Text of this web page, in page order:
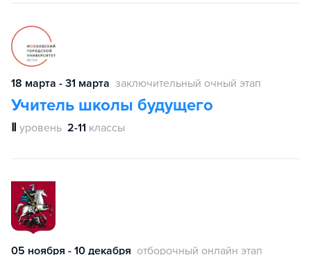
18 марта - 31 марта заключительный очный этап
Учитель школы будущего
Ⅱ уровень 2-11 классы
05 ноября - 10 декабря отборочный онлайн этап